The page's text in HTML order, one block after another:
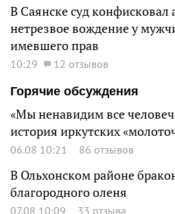
В Саянске суд конфисковал
нетрезвое вождение у
имевшего прав
10:29
12 отзывов
Горячие обсуждения
«Мы ненавидим все
история иркутских
06.08 10:21 86 отзывов
В Ольхонском районе
благородного оленя
07.08 10:09 33 отзыва